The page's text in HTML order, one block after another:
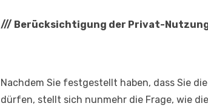
/// Berücksichtigung der Privat-
Nachdem Sie festgestellt haben, dass Sie
dürfen, stellt sich nunmehr die Frage, wie